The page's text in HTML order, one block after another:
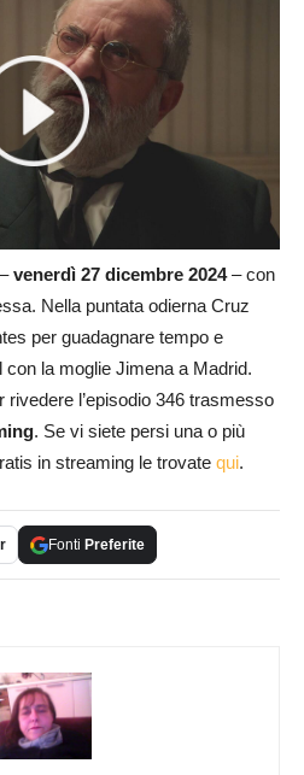
venerdì 27 dicembre 2024– con
Nella puntata odierna Cruz
per guadagnare tempo e
con la moglie Jimena a Madrid.
rivedere l’episodio 346 trasmesso
. Se vi siete persi una o più
in streaming le trovate qui.
Fonti Preferite